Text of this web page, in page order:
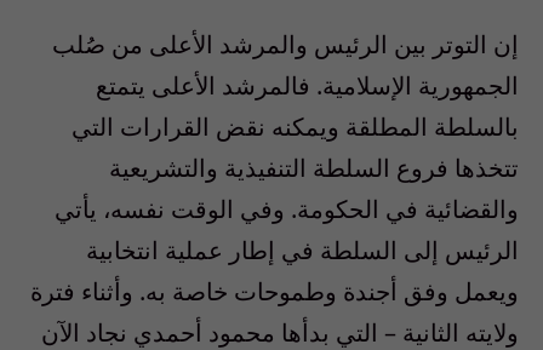
إن التوتر بين الرئيس والمرشد الأعلى من صُلب
الجمهورية الإسلامية. فالمرشد الأعلى يتمتع
بالسلطة المطلقة ويمكنه نقض القرارات التي
تتخذها فروع السلطة التنفيذية والتشريعية
والقضائية في الحكومة. وفي الوقت نفسه، يأتي
الرئيس إلى السلطة في إطار عملية انتخابية
ويعمل وفق أجندة وطموحات خاصة به. وأثناء فترة
ولايته الثانية – التي بدأها محمود أحمدي نجاد الآن